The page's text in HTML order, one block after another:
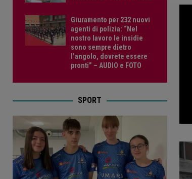
Giuramento per 232 nuovi
agenti di polizia: “Nel
nostro lavoro le insidie
sono sempre dietro
l’angolo, dovrete essere
pronti” – AUDIO e FOTO
SPORT